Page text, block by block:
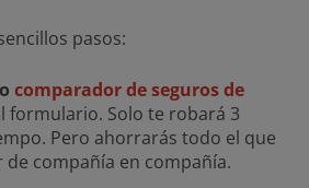
pasos:
comparador de seguros de
formulario. Solo te robará 3
Pero ahorrarás todo el que
compañía en compañía.